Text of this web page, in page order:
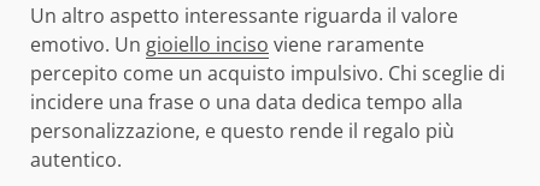
Un altro aspetto interessante riguarda il valore
emotivo. Un gioiello inciso viene raramente
percepito come un acquisto impulsivo. Chi sceglie di
incidere una frase o una data dedica tempo alla
personalizzazione, e questo rende il regalo più
autentico.